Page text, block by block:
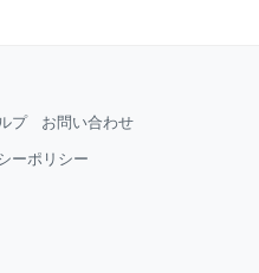
プ お問い合わせ
ーポリシー